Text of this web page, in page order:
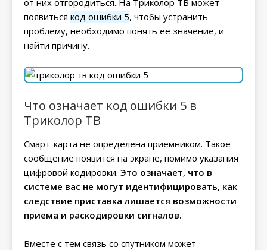
от них отгородиться. На Триколор ТВ может
появиться код ошибки 5, чтобы устранить
проблему, необходимо понять ее значение, и
найти причину.
Что означает код ошибки 5 в
Триколор ТВ
Смарт-карта не определена приемником. Такое
сообщение появится на экране, помимо указания
цифровой кодировки. Это означает, что в
системе вас не могут идентифицировать, как
следствие приставка лишается возможности
приема и раскодировки сигналов.
Вместе с тем связь со спутником может